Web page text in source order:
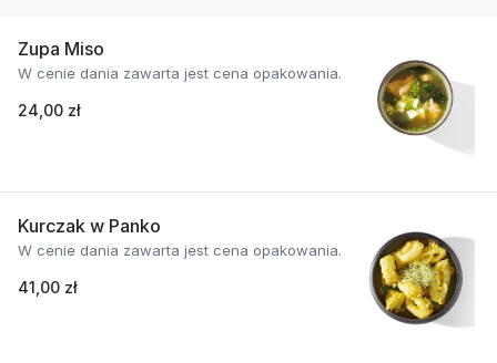
Zupa Miso
W cenie dania zawarta jest cena opakowania.
24,00 zł
Kurczak w Panko
W cenie dania zawarta jest cena opakowania.
41,00 zł